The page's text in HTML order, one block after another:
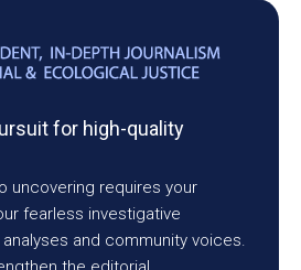
for high-quality
uncovering requires your
fearless investigative
and community voices.